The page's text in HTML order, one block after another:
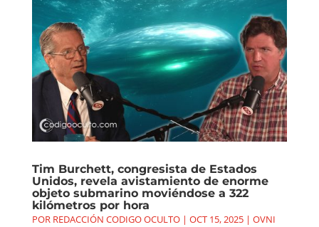
Tim Burchett, congresista de Estados
Unidos, revela avistamiento de enorme
objeto submarino moviéndose a 322
kilómetros por hora
POR REDACCIÓN CODIGO OCULTO| OCT 15, 2025| OVNI